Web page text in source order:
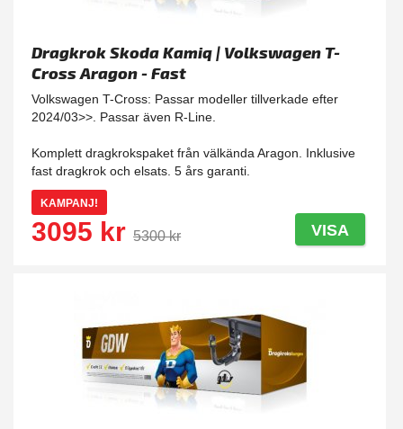
Dragkrok Skoda Kamiq | Volkswagen T-
Cross Aragon - Fast
Volkswagen T-Cross: Passar modeller tillverkade efter
2024/03>>. Passar även R-Line.
Komplett dragkrokspaket från välkända Aragon. Inklusive
fast dragkrok och elsats. 5 års garanti.
KAMPANJ!
3095 kr 5300 kr VISA